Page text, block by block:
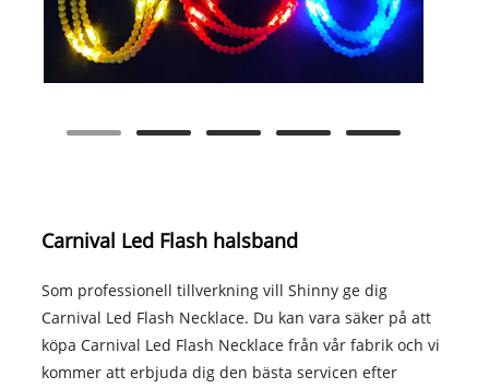
Carnival Led Flash halsband
Som professionell tillverkning vill Shinny ge dig
Carnival Led Flash Necklace. Du kan vara säker på att
köpa Carnival Led Flash Necklace från vår fabrik och vi
kommer att erbjuda dig den bästa servicen efter